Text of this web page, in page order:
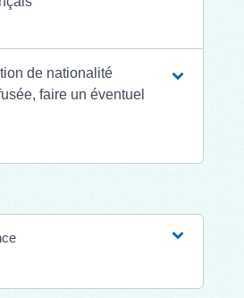
de nationalité
faire un éventuel